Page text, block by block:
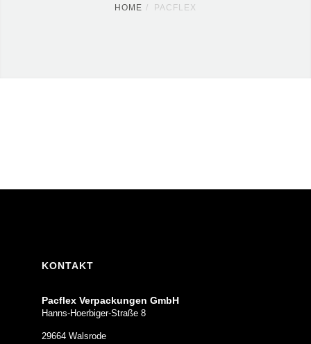
HOME PACFLEX
KONTAKT
Pacflex Verpackungen GmbH
Hanns-Hoerbiger-Straße 8
29664 Walsrode